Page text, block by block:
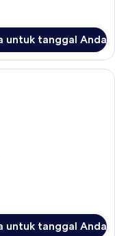
untuk tanggal Anda
Comfort Apartment |
untuk tanggal Anda